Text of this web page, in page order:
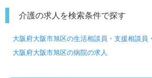
介護の求人を検索条件で探す
大阪府大阪市旭区の生活相談員・支援相談員
大阪府大阪市旭区の病院の求人